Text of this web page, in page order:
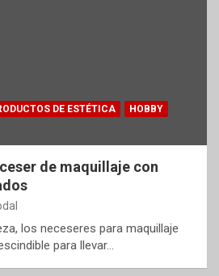
DE ESTÉTICA
HOBBY
de maquillaje con
los neceseres para maquillaje
para llevar…